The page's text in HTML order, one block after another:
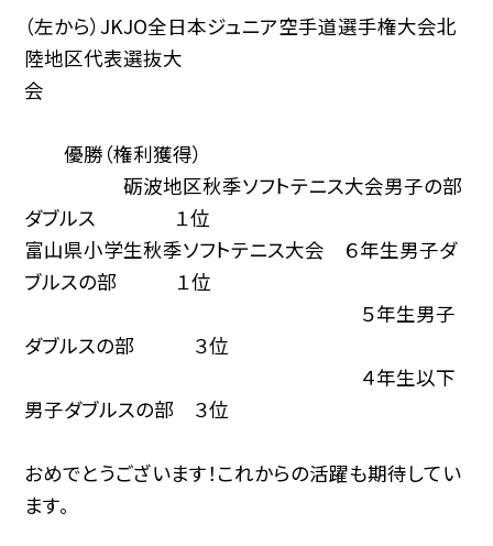
（左から）JKJO全日本ジュニア空手道選手権大会北
陸地区代表選抜大
会
優勝（権利獲得）
砺波地区秋季ソフトテニス大会男子の部
ダブルス １位
富山県小学生秋季ソフトテニス大会 ６年生男子ダ
ブルスの部 １位
５年生男子
ダブルスの部 ３位
４年生以下
男子ダブルスの部 ３位
おめでとうございます！これからの活躍も期待してい
ます。